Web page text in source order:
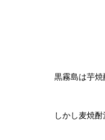
黒霧島は芋焼
しかし麦焼